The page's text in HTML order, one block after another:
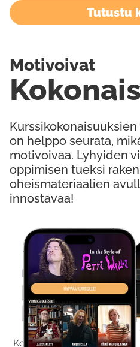
Kokeile
Kokeilemalla ilmaiseksi
Tutustu
on helppo seurata,
motivoivaa. Lyhyiden
oppimisen tueksi
oheismateriaalien
innostavaa!
Motivoivat